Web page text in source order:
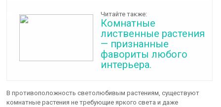
Читайте также:
Комнатные
лиственные растения
— признанные
фавориты любого
интерьера.
В противоположность светолюбивым растениям, существуют
комнатные растения не требующие яркого света и даже